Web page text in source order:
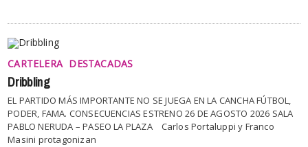
CARTELERA DESTACADAS
Dribbling
EL PARTIDO MÁS IMPORTANTE NO SE JUEGA EN LA CANCHA FÚTBOL,
PODER, FAMA. CONSECUENCIAS ESTRENO 26 DE AGOSTO 2026 SALA
PABLO NERUDA – PASEO LA PLAZA Carlos Portaluppi y Franco
Masini protagonizan